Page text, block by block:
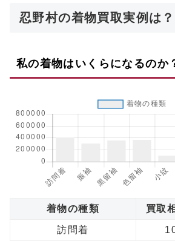
忍野村の着物買取実例は？
私の着物はいくらになるのか
着物の種類 買取
訪問着